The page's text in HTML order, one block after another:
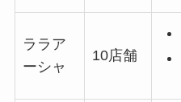
ララア
ーシャ
10店舗